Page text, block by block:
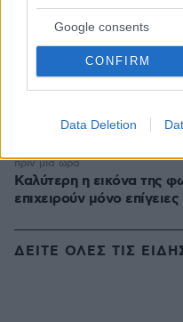
Google consents
CONFIRM
Data Deletion
3 ταξιδιωτικές
διαμορφώσουν νέες
τραυματίστηκε κατά τη
πριν 42 λεπτά
Καλύτερη η εικόνα της
επιχειρούν μόνο
πριν μία ώρα
ΔΕΙΤΕ ΟΛΕΣ ΤΙΣ